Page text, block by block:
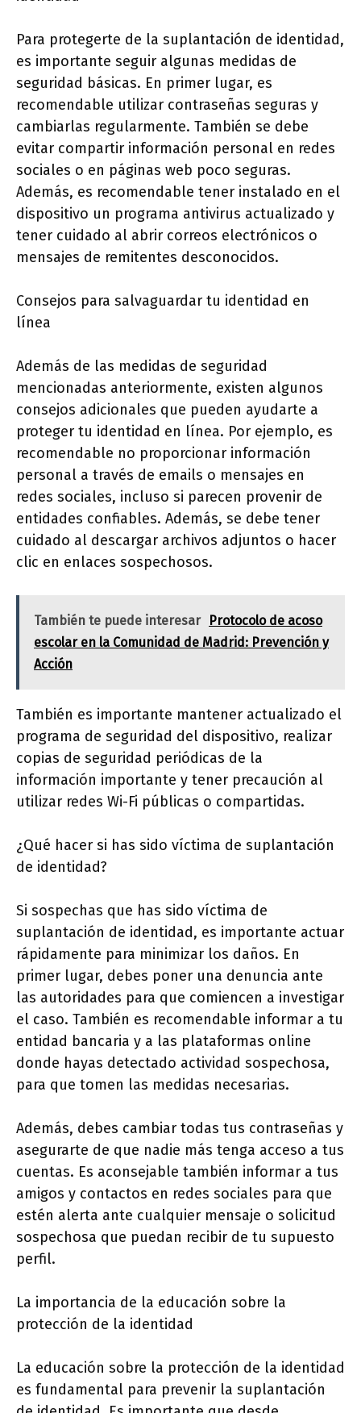
Para protegerte de la suplantación de identidad,
es importante seguir algunas medidas de
seguridad básicas. En primer lugar, es
recomendable utilizar contraseñas seguras y
cambiarlas regularmente. También se debe
evitar compartir información personal en redes
sociales o en páginas web poco seguras.
Además, es recomendable tener instalado en el
dispositivo un programa antivirus actualizado y
tener cuidado al abrir correos electrónicos o
mensajes de remitentes desconocidos.
Consejos para salvaguardar tu identidad en
línea
Además de las medidas de seguridad
mencionadas anteriormente, existen algunos
consejos adicionales que pueden ayudarte a
proteger tu identidad en línea. Por ejemplo, es
recomendable no proporcionar información
personal a través de emails o mensajes en
redes sociales, incluso si parecen provenir de
entidades confiables. Además, se debe tener
cuidado al descargar archivos adjuntos o hacer
clic en enlaces sospechosos.
También te puede interesar
Protocolo de acoso
escolar en la Comunidad de Madrid: Prevención y
Acción
También es importante mantener actualizado el
programa de seguridad del dispositivo, realizar
copias de seguridad periódicas de la
información importante y tener precaución al
utilizar redes Wi-Fi públicas o compartidas.
¿Qué hacer si has sido víctima de suplantación
de identidad?
Si sospechas que has sido víctima de
suplantación de identidad, es importante actuar
rápidamente para minimizar los daños. En
primer lugar, debes poner una denuncia ante
las autoridades para que comiencen a investigar
el caso. También es recomendable informar a tu
entidad bancaria y a las plataformas online
donde hayas detectado actividad sospechosa,
para que tomen las medidas necesarias.
Además, debes cambiar todas tus contraseñas y
asegurarte de que nadie más tenga acceso a tus
cuentas. Es aconsejable también informar a tus
amigos y contactos en redes sociales para que
estén alerta ante cualquier mensaje o solicitud
sospechosa que puedan recibir de tu supuesto
perfil.
La importancia de la educación sobre la
protección de la identidad
La educación sobre la protección de la identidad
es fundamental para prevenir la suplantación